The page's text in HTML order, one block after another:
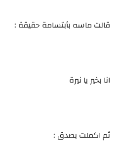
قالت ماسه بأبتسامة حقيقة :
انا بخير يا نيرة
ثم اكملت بصدق :